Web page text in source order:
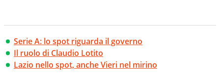
Serie A: lo spot riguarda il governo
Il ruolo di Claudio Lotito
Lazio nello spot, anche Vieri nel mirino